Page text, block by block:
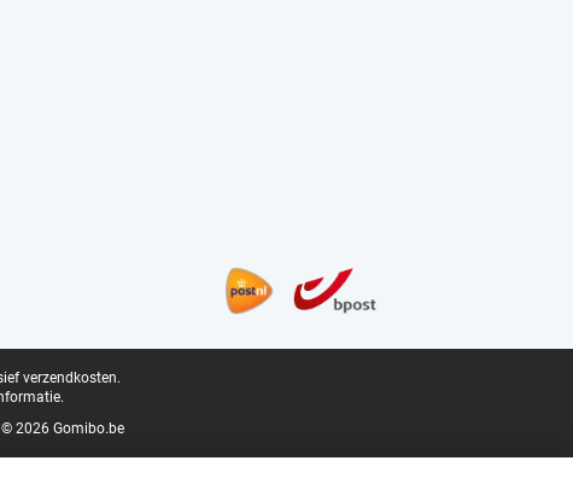
verzendkosten.
© 2026 Gomibo.be